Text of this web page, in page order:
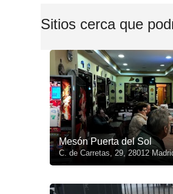
Sitios cerca que
Mesón Puerta del Sol
C. de Carretas, 29, 28012